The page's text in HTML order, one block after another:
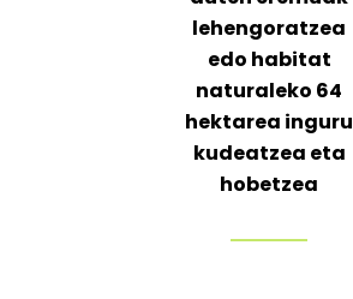
lehengoratzea
edo habitat
naturaleko 64
hektarea inguru
kudeatzea eta
hobetzea